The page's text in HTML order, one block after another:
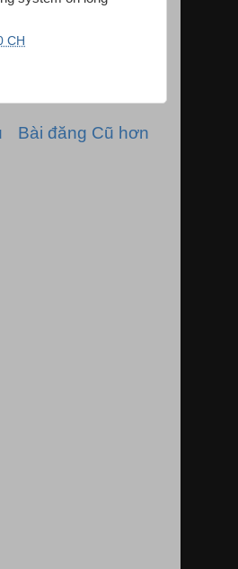
CH
Bài đăng Cũ hơn